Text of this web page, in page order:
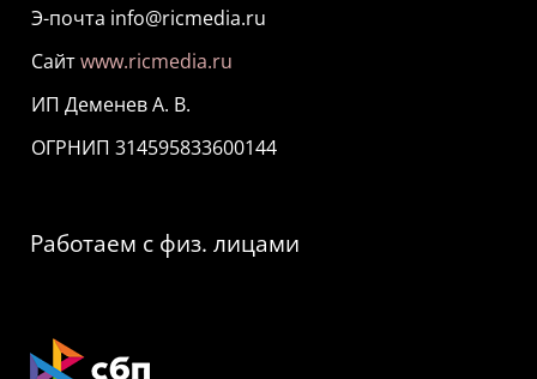
Э-почта info@ricmedia.ru
Сайтwww.ricmedia.ru
ИП Деменев А. В.
ОГРНИП 314595833600144
Работаем с физ. лицами